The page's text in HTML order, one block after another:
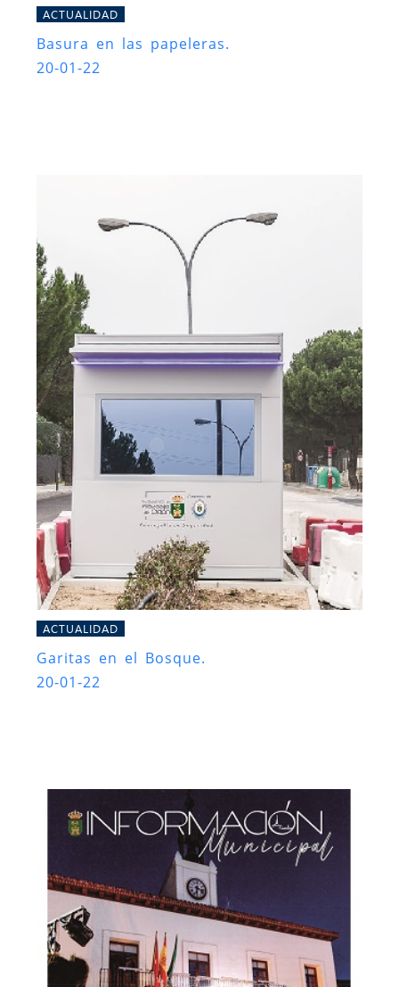
ACTUALIDAD
Basura en las papeleras.
20-01-22
ACTUALIDAD
Garitas en el Bosque.
20-01-22